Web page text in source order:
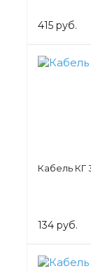
415 руб.
Кабель КГ
134 руб.